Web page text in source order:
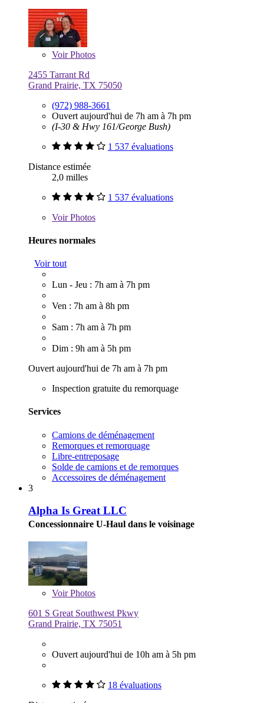
VoirPhotos
2455 Tarrant Rd
Grand Prairie, TX 75050
(972) 988-3661
Ouvert aujourd'hui de 7h am à 7h pm
(I-30 & Hwy 161/George Bush)
1 537 évaluations
Distance estimée
2,0 milles
1 537 évaluations
VoirPhotos
Heures normales
Voir tout
Lun - Jeu : 7h am à 7h pm
Ven : 7h am à 8h pm
Sam : 7h am à 7h pm
Dim : 9h am à 5h pm
Ouvert aujourd'hui de 7h am à 7h pm
Inspection gratuite du remorquage
Services
Camions de déménagement
Remorques et remorquage
Libre-entreposage
Solde de camions et de remorques
Accessoires de déménagement
3
Alpha Is Great LLC
Concessionnaire U-Haul dans le voisinage
VoirPhotos
601 S Great Southwest Pkwy
Grand Prairie, TX 75051
Ouvert aujourd'hui de 10h am à 5h pm
18 évaluations